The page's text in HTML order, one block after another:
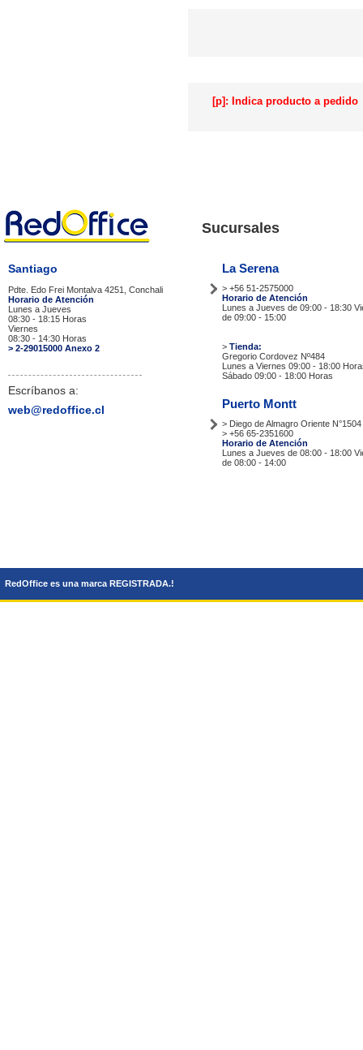
[p]: Indica producto a pedido
Santiago
Pdte. Edo Frei Montalva 4251, Conchali
Horario de Atención
Lunes a Jueves
08:30 - 18:15 Horas
Viernes
08:30 - 14:30 Horas
> 2-29015000 Anexo 2
Escríbanos a:
web@redoffice.cl
Sucursales
La Serena
> +56 51-2575000
Horario de Atención
Lunes a Jueves de 09:00 - 18:30
de 09:00 - 15:00
> Tienda:
Gregorio Cordovez Nº484
Lunes a Viernes 09:00 - 18:00
Sábado 09:00 - 18:00 Horas
Puerto Montt
> Diego de Almagro Oriente N°1504
> +56 65-2351600
Horario de Atención
Lunes a Jueves de 08:00 - 18:00
de 08:00 - 14:00
RedOffice es una marca REGISTRADA.!